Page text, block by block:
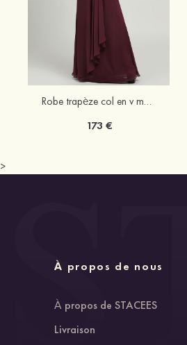
Robe trapèze col en v mousseline longueur ras du sol robe de mère de la mariée avec dentelle plissé volants
173 €
>
À propos de nous
À propos de STACEES
Livraison